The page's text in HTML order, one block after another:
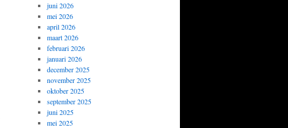
juni 2026
mei 2026
april 2026
maart 2026
februari 2026
januari 2026
december 2025
november 2025
oktober 2025
september 2025
juni 2025
mei 2025